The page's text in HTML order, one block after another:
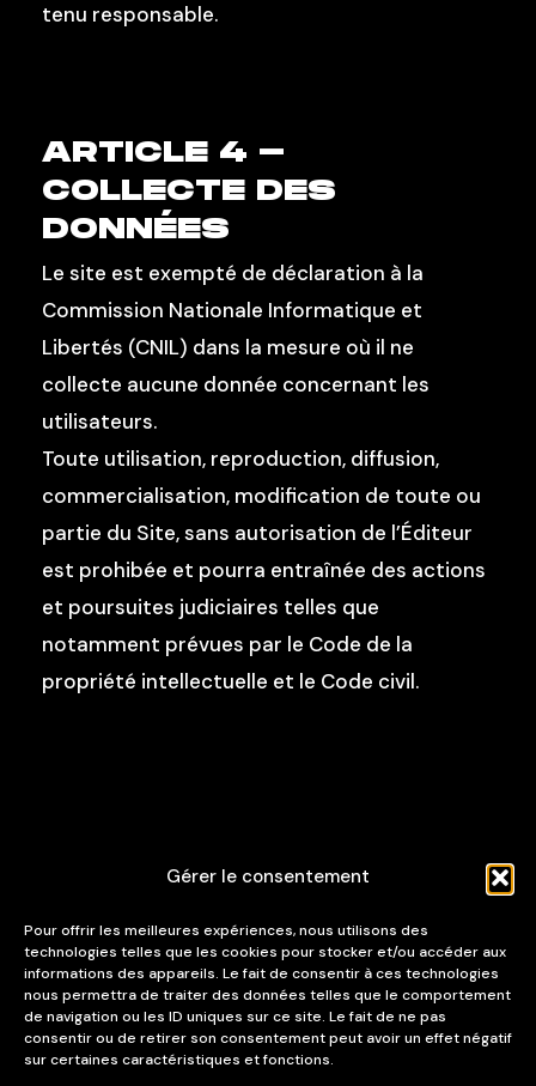
Gérer le consentement
Pour offrir les meilleures expériences, nous utilisons des
technologies telles que les cookies pour stocker et/ou accéder aux
informations des appareils. Le fait de consentir à ces technologies
nous permettra de traiter des données telles que le comportement
de navigation ou les ID uniques sur ce site. Le fait de ne pas
consentir ou de retirer son consentement peut avoir un effet négatif
sur certaines caractéristiques et fonctions.
tenu responsable.
ARTICLE 4 –
COLLECTE DES
DONNÉES
Le site est exempté de déclaration à la
Commission Nationale Informatique et
Libertés (CNIL) dans la mesure où il ne
collecte aucune donnée concernant les
utilisateurs.
Toute utilisation, reproduction, diffusion,
commercialisation, modification de toute ou
partie du Site, sans autorisation de l’Éditeur
est prohibée et pourra entraînée des actions
et poursuites judiciaires telles que
notamment prévues par le Code de la
propriété intellectuelle et le Code civil.
41, boulevard des Capucines
75002 Paris